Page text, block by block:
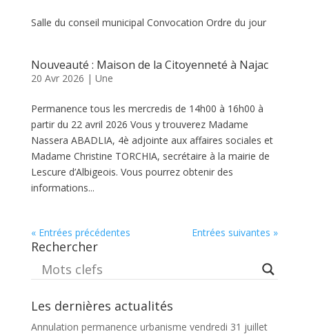
Salle du conseil municipal Convocation Ordre du jour
Nouveauté : Maison de la Citoyenneté à Najac
20 Avr 2026 | Une
Permanence tous les mercredis de 14h00 à 16h00 à
partir du 22 avril 2026 Vous y trouverez Madame
Nassera ABADLIA, 4è adjointe aux affaires sociales et
Madame Christine TORCHIA, secrétaire à la mairie de
Lescure d’Albigeois. Vous pourrez obtenir des
informations...
« Entrées précédentes Entrées suivantes »
Rechercher
Les dernières actualités
Annulation permanence urbanisme vendredi 31 juillet